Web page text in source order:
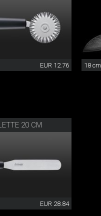
EUR 12.76 18 cm
20 CM
EUR 28.84